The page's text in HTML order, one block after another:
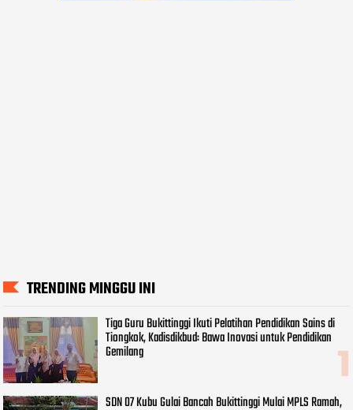
TRENDING MINGGU INI
Tiga Guru Bukittinggi Ikuti Pelatihan Pendidikan Sains di
Tiongkok, Kadisdikbud: Bawa Inovasi untuk Pendidikan
Gemilang
SDN 07 Kubu Gulai Bancah Bukittinggi Mulai MPLS Ramah,